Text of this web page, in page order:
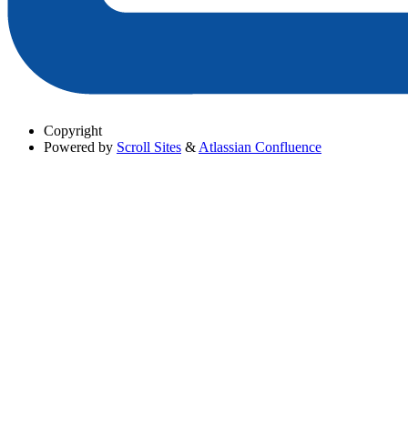
Copyright
Powered by Scroll Sites & Atlassian Confluence